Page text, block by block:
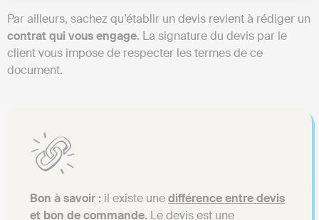
Par ailleurs, sachez qu’établir un devis revient à rédiger un
contrat qui vous engage. La signature du devis par le
client vous impose de respecter les termes de ce
document.
Bon à savoir : il existe unedifférence entre devis
et bon de commande. Le devis est une